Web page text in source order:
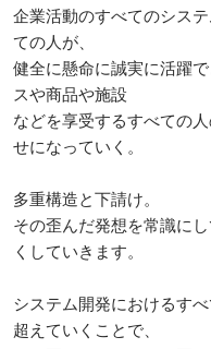
企業活動のすべてのシス
ての人が、
健全に懸命に誠実に活躍
スや商品や施設
などを享受するすべての
せになっていく。
多重構造と下請け。
その歪んだ発想を常識に
くしていきます。
システム開発におけるす
超えていくことで、